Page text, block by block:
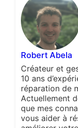
Robert Abela
Créateur et
10 ans
réparation de
Actuellement
que mes
vous aider à